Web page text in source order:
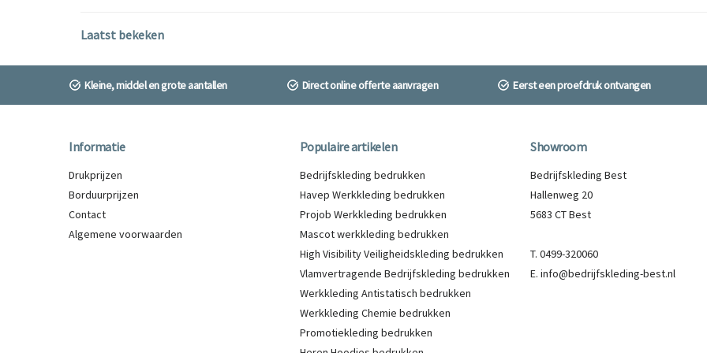
Laatst bekeken
Kleine, middel en grote aantallen Direct online offerte aanvragen Eerst een proefdruk ontvangen
Informatie
Drukprijzen
Borduurprijzen
Contact
Algemene voorwaarden
Populaire artikelen
Bedrijfskleding bedrukken
Havep Werkkleding bedrukken
Projob Werkkleding bedrukken
Mascot werkkleding bedrukken
High Visibility Veiligheidskleding bedrukken
Vlamvertragende Bedrijfskleding bedrukken
Werkkleding Antistatisch bedrukken
Werkkleding Chemie bedrukken
Promotiekleding bedrukken
Showroom
Bedrijfskleding Best
Hallenweg 20
5683 CT Best
T. 0499-320060
E. info@bedrijfskleding-best.nl